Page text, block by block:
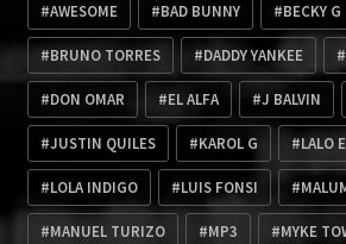
AWESOME BAD BUNNY BECKY G
BRUNO TORRES DADDY YANKEE
DON OMAR EL ALFA J BALVIN
JUSTIN QUILES KAROL G LALO
LOLA INDIGO LUIS FONSI
MANUEL TURIZO MP3 MYKE